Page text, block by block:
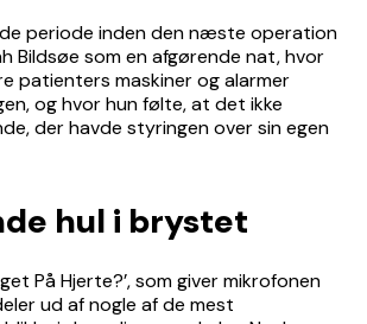
periode inden den næste operation
Bildsøe som en afgørende nat, hvor
patienters maskiner og alarmer
og hvor hun følte, at det ikke
der havde styringen over sin egen
hul i brystet
På Hjerte?’, som giver mikrofonen
ud af nogle af de mest